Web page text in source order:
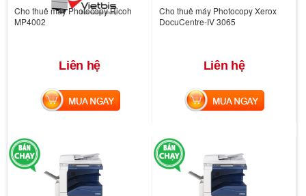
Cho thuê máy Photocopy Ricoh
MP4002
Liên hệ
MUA NGAY
Cho thuê máy Photocopy Xerox
DocuCentre-IV 3065
Liên hệ
MUA NGAY